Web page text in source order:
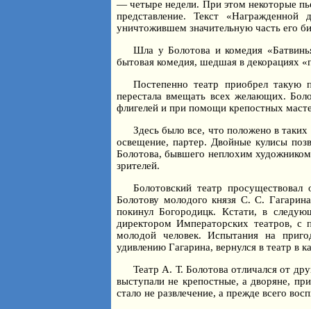
— четыре недели. При этом некоторые
представление. Текст
уничтожившем значительную часть его
Шла у Болотова и комедия
бытовая комедия, шедшая в декорациях
Постепенно театр приобрел такую
перестала вмещать всех желающих.
флигелей и при помощи крепостных
Здесь было все, что положено в
освещение, партер. Двойные кулисы
Болотова, бывшего неплохим
зрителей.
Болотовский театр
Болотову молодого князя С. С.
покинул Богородицк. Кстати, в
директором Императорских театров, с
молодой человек. Испытания на
удивлению Гагарина, вернулся в театр в
Театр А. Т. Болотова отличался от
выступали не крепостные, а дворяне,
стало не развлечение, а прежде всего